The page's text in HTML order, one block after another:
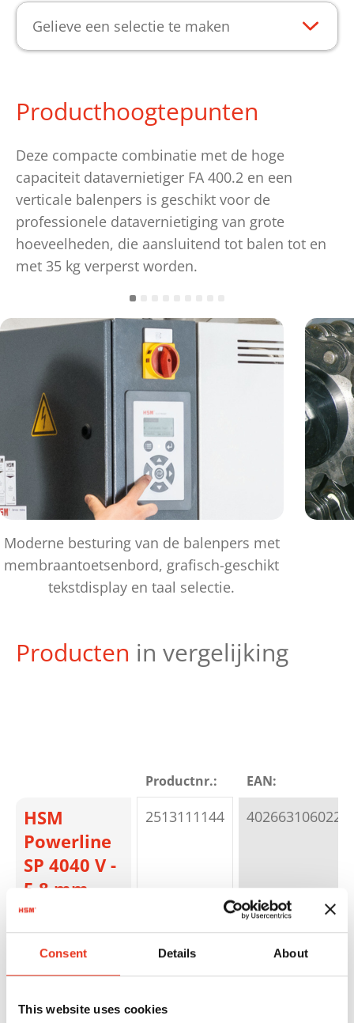
Consent Details About
This website uses cookies
Gelieve een selectie te maken
Producthoogtepunten
Deze compacte combinatie met de hoge
capaciteit datavernietiger FA 400.2 en een
verticale balenpers is geschikt voor de
professionele datavernietiging van grote
hoeveelheden, die aansluitend tot balen tot en
met 35 kg verperst worden.
Moderne besturing van de balenpers met
membraantoetsenbord, grafisch-geschikt
tekstdisplay en taal selectie.
Producten in vergelijking
Productnr.: EAN:
HSM
Powerline
SP 4040 V -
5,8 mm
2513111144 4026631060226